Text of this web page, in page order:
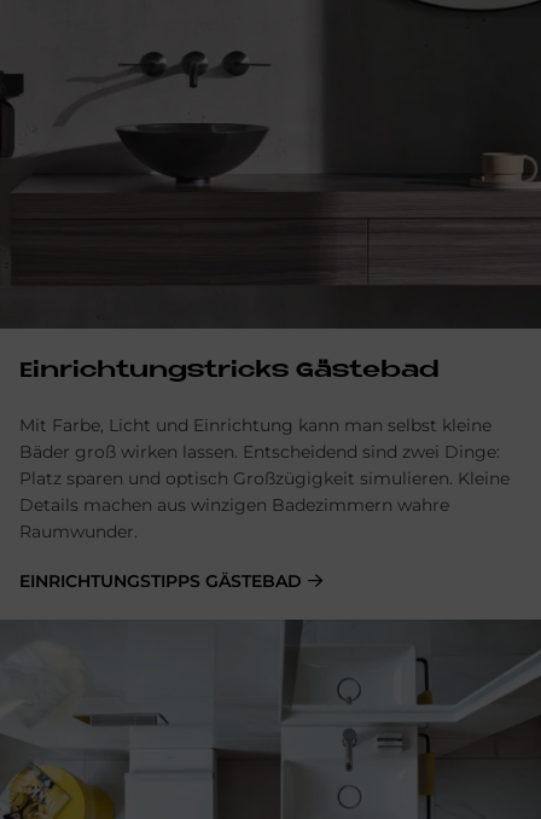
Einrichtungstricks Gästebad
Mit Farbe, Licht und Einrichtung kann man selbst kleine
Bäder groß wirken lassen. Entscheidend sind zwei Dinge:
Platz sparen und optisch Großzügigkeit simulieren. Kleine
Details machen aus winzigen Badezimmern wahre
Raumwunder.
EINRICHTUNGSTIPPS GÄSTEBAD